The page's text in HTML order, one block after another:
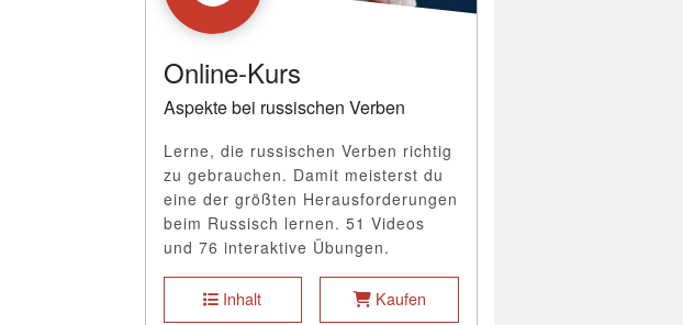
Online-Kurs
Aspekte bei russischen Verben
Lerne, die russischen Verben richtig
zu gebrauchen. Damit meisterst du
eine der größten Herausforderungen
beim Russisch lernen. 51 Videos
und 76 interaktive Übungen.
Inhalt Kaufen